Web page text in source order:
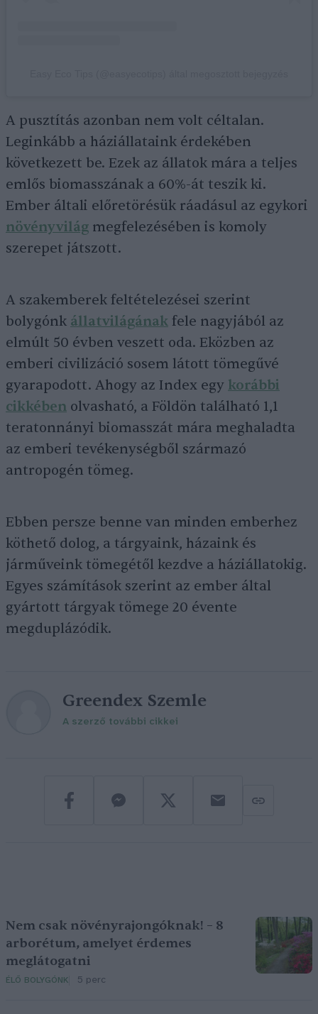
A pusztítás azonban nem volt céltalan.
Leginkább a háziállataink érdekében
következett be. Ezek az állatok mára a teljes
emlős biomasszának a 60%-át teszik ki.
Ember általi előretörésük ráadásul az egykori
növényvilág megfelezésében is komoly
szerepet játszott.
A szakemberek feltételezései szerint
bolygónk állatvilágának fele nagyjából az
elmúlt 50 évben veszett oda. Eközben az
emberi civilizáció sosem látott tömegűvé
gyarapodott. Ahogy az Index egy korábbi
cikkében olvasható, a Földön található 1,1
teratonnányi biomasszát mára meghaladta
az emberi tevékenységből származó
antropogén tömeg.
Ebben persze benne van minden emberhez
köthető dolog, a tárgyaink, házaink és
járműveink tömegétől kezdve a háziállatokig.
Egyes számítások szerint az ember által
gyártott tárgyak tömege 20 évente
megduplázódik.
Greendex Szemle
A szerző további cikkei
Nem csak növényrajongóknak! – 8
arborétum, amelyet érdemes
meglátogatni
ÉLŐ BOLYGÓNK 5 perc